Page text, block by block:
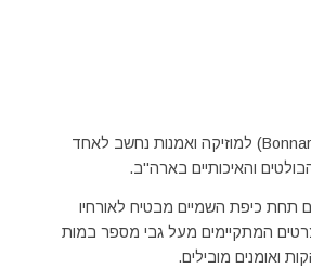
פסטיבל בונרו (Bonnaroo) למוזיקה ואמנות נחשב לאחד
והאיכותיים בארה"ב.
תחת כיפת השמיים מבטיח לאורחיו
המתקיימים מעל גבי מספר במות
ואומנים מובילים.